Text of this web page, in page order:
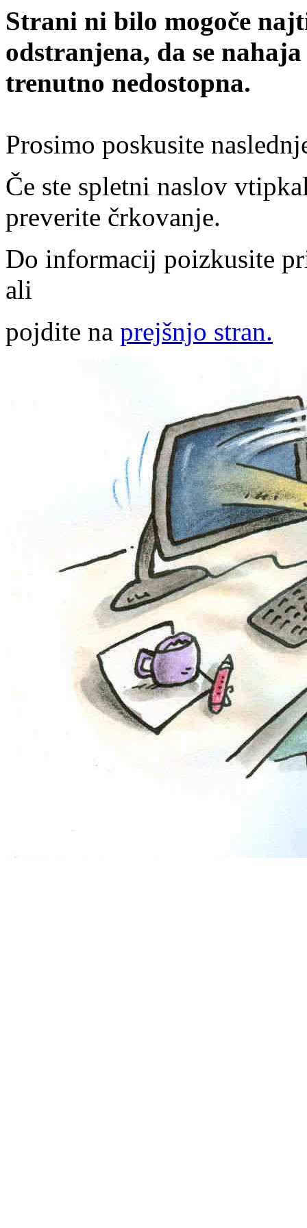
Strani ni bilo mogoče
odstranjena, da se
trenutno nedostopna.
Prosimo poskusite
Če ste spletni naslov
preverite črkovanje.
Do informacij poizkusite
ali
pojdite na prejšnjo stran.